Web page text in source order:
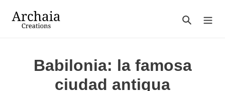
directamente
Buscar
Babilonia: la famosa
ciudad antigua